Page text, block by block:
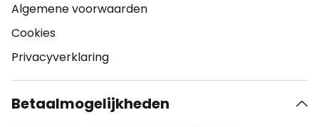
Algemene voorwaarden
Cookies
Privacyverklaring
Betaalmogelijkheden